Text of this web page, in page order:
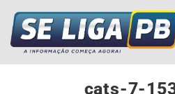
cats-7-